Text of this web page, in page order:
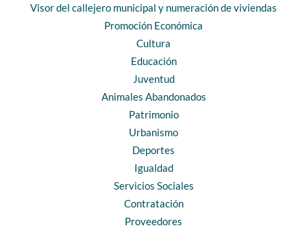
Visor del callejero municipal y numeración de viviendas
Promoción Económica
Cultura
Educación
Juventud
Animales Abandonados
Patrimonio
Urbanismo
Deportes
Igualdad
Servicios Sociales
Contratación
Proveedores